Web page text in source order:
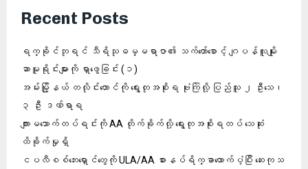
Recent Posts
ရက္ခိုင်ဘုရင် သီရိသုဓမ္မရာဇာ၏ သက်တော်စောင့် ဂျပန်လူမျိုး
ဆာမူရိုင်းများကို ရှာဖွေခြင်း (၁)
အမ်းမြို့နယ် တလိုင်းတောင်ကို ရွေးတုအစိုးရ ဗုံးကြဲလို့ ပြည်သူ ၂ ဦးသေ၊
၃ ဦး ဒဏ်ရာရ
ကျားမသောက်တပ်ရင်းကို AA တိုက်ခိုက်လို့ ရွေးတုအစိုးရတပ် သေဆုံး
ထိခိုက်မှုရှိ
ငပလီစစ်ဘေးရှောင်တွေကို ULA/AA စားနပ်ရိက္ခာထောက်ပံ့ပြီး ဆေးကုသ